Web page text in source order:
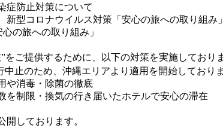
症防止対策について
新型コロナウイルス対策「安心の旅への取り組み
の旅への取り組み」
をご提供するために、以下の対策を実施しており
止のため、沖縄エリアより適用を開始しておりま
や消毒・除菌の徹底
を制限・換気の行き届いたホテルで安心の滞在
開しております。